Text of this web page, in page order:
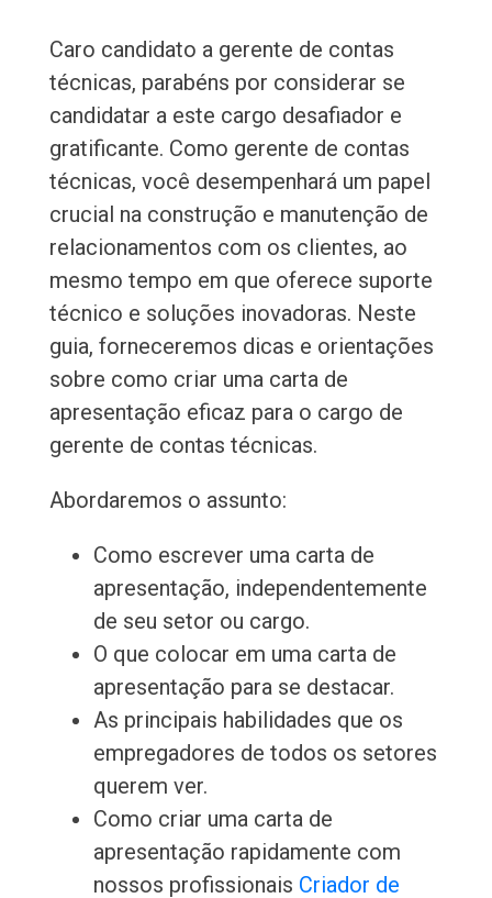
Caro candidato a gerente de contas
técnicas, parabéns por considerar se
candidatar a este cargo desafiador e
gratificante. Como gerente de contas
técnicas, você desempenhará um papel
crucial na construção e manutenção de
relacionamentos com os clientes, ao
mesmo tempo em que oferece suporte
técnico e soluções inovadoras. Neste
guia, forneceremos dicas e orientações
sobre como criar uma carta de
apresentação eficaz para o cargo de
gerente de contas técnicas.
Abordaremos o assunto:
Como escrever uma carta de
apresentação, independentemente
de seu setor ou cargo.
O que colocar em uma carta de
apresentação para se destacar.
As principais habilidades que os
empregadores de todos os setores
querem ver.
Como criar uma carta de
apresentação rapidamente com
nossos profissionais Criador de